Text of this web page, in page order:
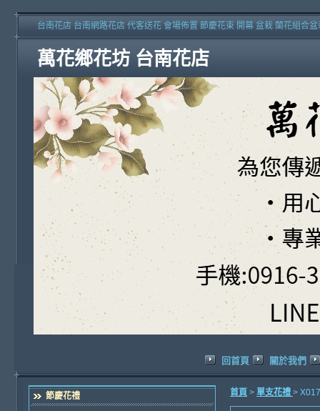
萬花鄉花坊 台南花店
台南花店 台南網路花店 代客送花 會場佈置 節慶花束 開幕 盆栽 蘭花組合
回首頁 關於我們
節慶花禮 首頁 > 單支花禮 >